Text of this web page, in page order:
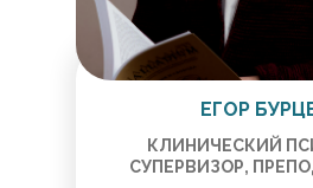
КЛИНИЧЕСКИЙ
СУПЕРВИЗОР,
ЕГОР